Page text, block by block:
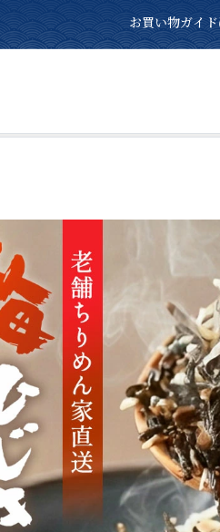
お買い物ガイ